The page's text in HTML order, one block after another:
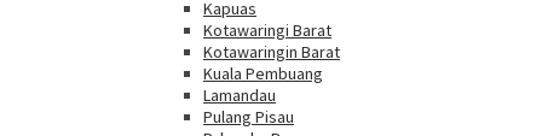
Kapuas
Kotawaringi Barat
Kotawaringin Barat
Kuala Pembuang
Lamandau
Pulang Pisau